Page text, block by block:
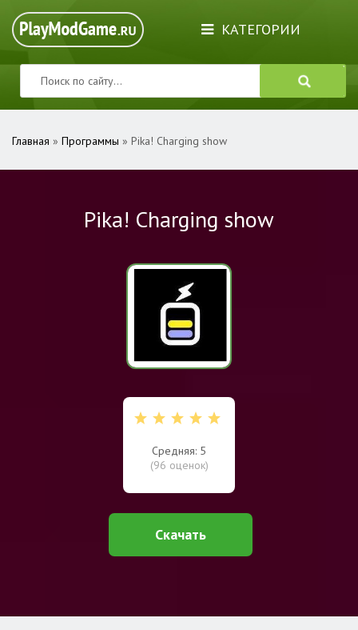
КАТЕГОРИИ
Главная » Программы » Pika! Charging show
Pika! Charging show
Средняя: 5
(96 оценок)
Скачать